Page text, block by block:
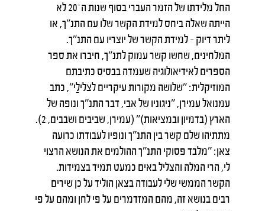
החל מלידתו של הזמר העברי בסוף שנות ה־20 לא
הייתה שאלה ביחס למידת הקשר שלו עם התנ"ך, או
ליתר דיוק – למידת הקשר של יוצריו עם התנ"ך.
המלחינים, שחשו קשר עמוק לתנ"ך, חיברו את ספר
הספרים לאידיאולוגיה שעמדה בבסיס כתיבתם
המוזיקלית: "שלושה מקורות עיקריים לצלילַי", כתב
עמנואל עמירן, "ניגוניו של אבי, דבר התנ"ך ונופה של
הארץ (בדמיון ובמציאות)" (עמירן, שביבים ושבבים, 2).
מתתיהו שלם קשר בין התנ"ך ונופיו לעבודתו כרועה
צאן: "מלבד פסוקי התנ"ך ההולמים את הנושא הרצוי
לי, הרי המלה והצליל באים כמעט תמיד בצמידות.
הקשר הממשי שלי לעבודה בצאן הוליד על כן שירים
רבים בנושא זה, מהם המזדמרים על פי לחן ומהם על פי